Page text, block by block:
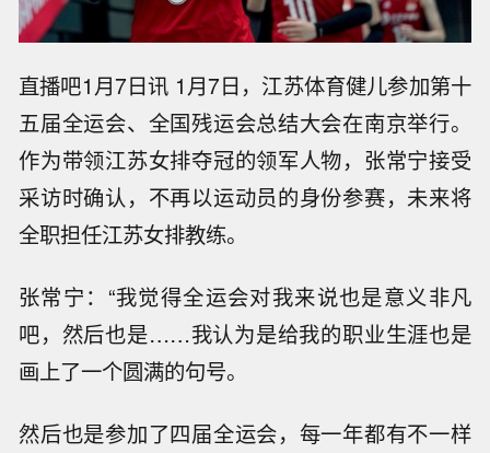
直播吧1月7日讯 1月7日，江苏体育健儿参加第十
五届全运会、全国残运会总结大会在南京举行。
作为带领江苏女排夺冠的领军人物，张常宁接受
采访时确认，不再以运动员的身份参赛，未来将
全职担任江苏女排教练。
张常宁：“我觉得全运会对我来说也是意义非凡
吧，然后也是……我认为是给我的职业生涯也是
画上了一个圆满的句号。
然后也是参加了四届全运会，每一年都有不一样